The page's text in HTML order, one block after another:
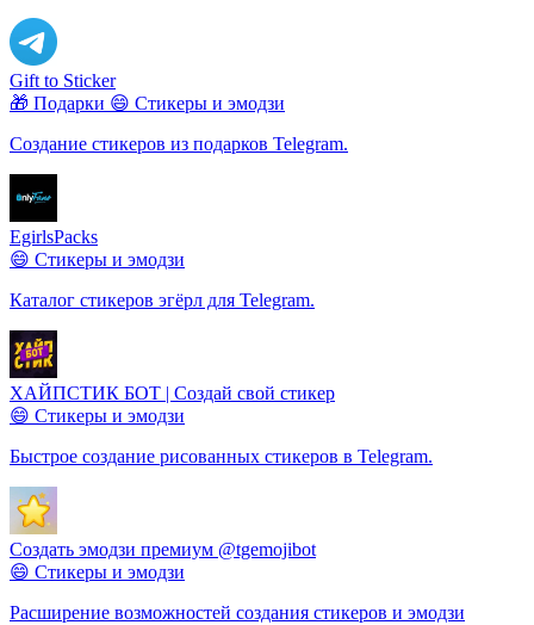
Gift to Sticker
🎁 Подарки 😄 Стикеры и эмодзи
Создание стикеров из подарков Telegram.
EgirlsPacks
😄 Стикеры и эмодзи
Каталог стикеров эгёрл для Telegram.
ХАЙПСТИК БОТ | Cоздай свой стикер
😄 Стикеры и эмодзи
Быстрое создание рисованных стикеров в Telegram.
Создать эмодзи премиум @tgemojibot
😄 Стикеры и эмодзи
Расширение возможностей создания стикеров и эмодзи